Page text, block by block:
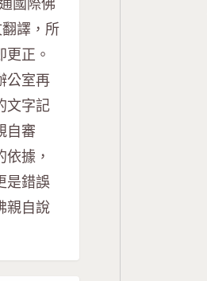
譯，所
正。
公室再
文字記
自審
據，
是錯誤
親自說